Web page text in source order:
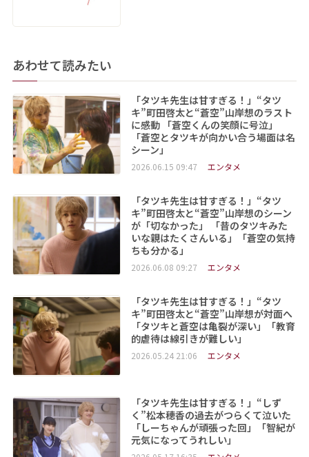
あわせて読みたい
「タツキ先生は甘すぎる！」“タツ
キ”町田啓太と“蒼空”山岸想のラスト
に感動 「蒼空くんの笑顔に号泣」
「蒼空とタツキが向かい合う場面は名
シーン」
2026.06.15 09:47 エンタメ
「タツキ先生は甘すぎる！」“タツ
キ”町田啓太と“蒼空”山岸想のシーン
が「切なかった」 「昔のタツキみた
いな親はたくさんいる」「蒼空の気持
ちも分かる」
2026.06.08 09:27 エンタメ
「タツキ先生は甘すぎる！」“タツ
キ”町田啓太と“蒼空”山岸想が対面へ
「タツキと蒼空は亀裂が深い」「教育
的虐待は線引きが難しい」
2026.05.24 21:06 エンタメ
「タツキ先生は甘すぎる！」“しず
く”松本穂香の過去がつらくて泣いた
「しーちゃんが頑張った回」「智紀が
元気になってうれしい」